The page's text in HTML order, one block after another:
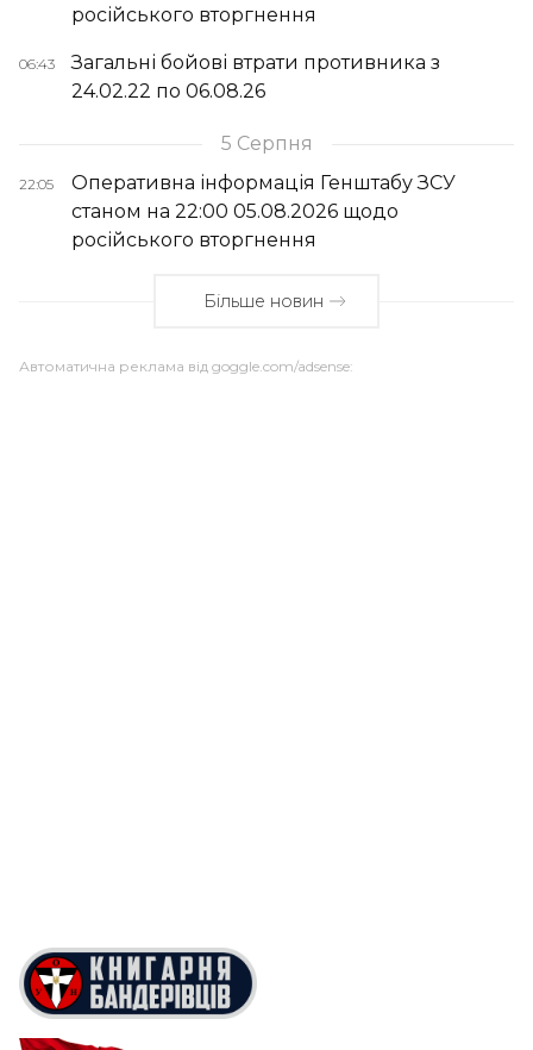
російського вторгнення
06:43
Загальні бойові втрати противника з
24.02.22 по 06.08.26
5 Серпня
22:05
Оперативна інформація Генштабу ЗСУ
станом на 22:00 05.08.2026 щодо
російського вторгнення
Більше новин
Автоматична реклама від goggle.com/adsense: